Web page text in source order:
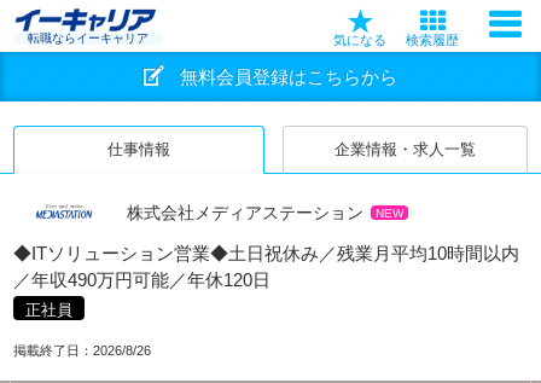
転職ならイーキャリア 気になる 検索履歴
無料会員登録はこちらから
仕事情報 企業情報・求人一覧
株式会社メディアステーション NEW
◆ITソリューション営業◆土日祝休み／残業月平均10時間以内
／年収490万円可能／年休120日
正社員
掲載終了日： 2026/8/26